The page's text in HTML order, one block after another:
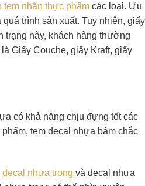
tem nhãn thực phẩmcác loại. Ưu
trình sản xuất. Tuy nhiên, giấy
trạng này, khách hàng thường
Giấy Couche, giấy Kraft, giấy
có khả năng chịu đựng tốt các
tem decal nhựa bám chắc
decal nhựa trong và decal nhựa